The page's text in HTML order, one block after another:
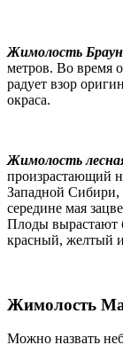
Жимолость
метров. Во время
радует взор
окраса.
Жимолость
произрастающий
Западной Сибири,
середине мая
Плоды вырастают
красный, желтый
Жимолость
Можно назвать